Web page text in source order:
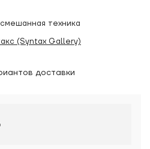
техника
(Syntax Gallery)
доставки